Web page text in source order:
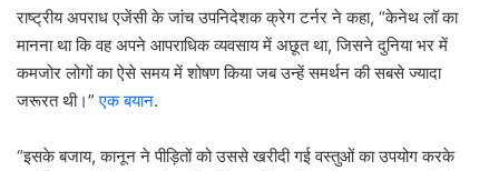
राष्ट्रीय अपराध एजेंसी के जांच उपनिदेशक क्रेग टर्नर ने कहा, “केनेथ लॉ का
मानना ​​था कि वह अपने आपराधिक व्यवसाय में अछूत था, जिसने दुनिया भर में
कमजोर लोगों का ऐसे समय में शोषण किया जब उन्हें समर्थन की सबसे ज्यादा
जरूरत थी।”एक बयान.
“इसके बजाय, कानून ने पीड़ितों को उससे खरीदी गई वस्तुओं का उपयोग करके